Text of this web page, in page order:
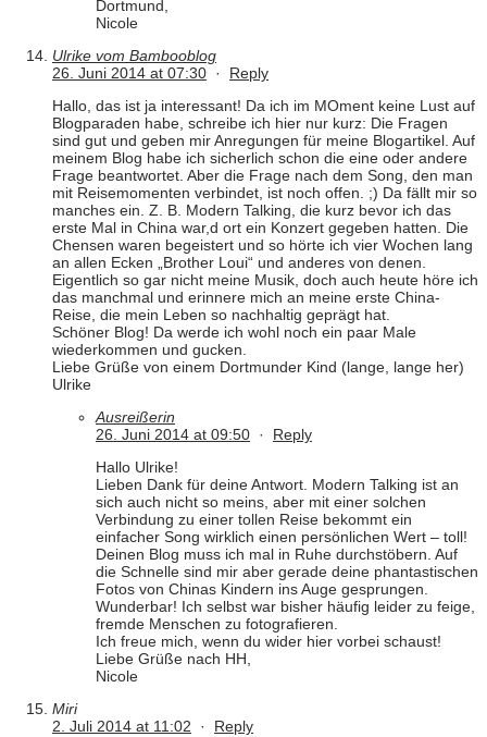
Dortmund,
Nicole
Ulrike vom Bambooblog
26. Juni 2014 at 07:30 · Reply
Hallo, das ist ja interessant! Da ich im MOment keine Lust auf
Blogparaden habe, schreibe ich hier nur kurz: Die Fragen
sind gut und geben mir Anregungen für meine Blogartikel. Auf
meinem Blog habe ich sicherlich schon die eine oder andere
Frage beantwortet. Aber die Frage nach dem Song, den man
mit Reisemomenten verbindet, ist noch offen. ;) Da fällt mir so
manches ein. Z. B. Modern Talking, die kurz bevor ich das
erste Mal in China war,d ort ein Konzert gegeben hatten. Die
Chensen waren begeistert und so hörte ich vier Wochen lang
an allen Ecken „Brother Loui“ und anderes von denen.
Eigentlich so gar nicht meine Musik, doch auch heute höre ich
das manchmal und erinnere mich an meine erste China-
Reise, die mein Leben so nachhaltig geprägt hat.
Schöner Blog! Da werde ich wohl noch ein paar Male
wiederkommen und gucken.
Liebe Grüße von einem Dortmunder Kind (lange, lange her)
Ulrike
Ausreißerin
26. Juni 2014 at 09:50 · Reply
Hallo Ulrike!
Lieben Dank für deine Antwort. Modern Talking ist an
sich auch nicht so meins, aber mit einer solchen
Verbindung zu einer tollen Reise bekommt ein
einfacher Song wirklich einen persönlichen Wert – toll!
Deinen Blog muss ich mal in Ruhe durchstöbern. Auf
die Schnelle sind mir aber gerade deine phantastischen
Fotos von Chinas Kindern ins Auge gesprungen.
Wunderbar! Ich selbst war bisher häufig leider zu feige,
fremde Menschen zu fotografieren.
Ich freue mich, wenn du wider hier vorbei schaust!
Liebe Grüße nach HH,
Nicole
Miri
2. Juli 2014 at 11:02 · Reply